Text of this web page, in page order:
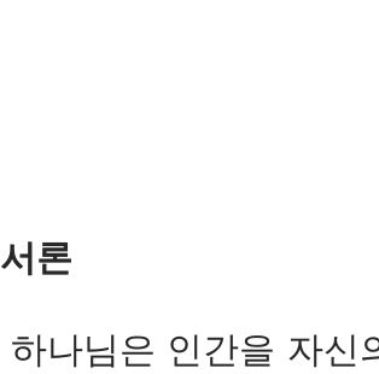
서론
하나님은 인간을 자신